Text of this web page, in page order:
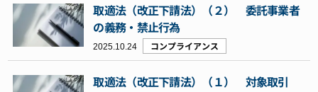
取適法（改正下請法）（２） 委託事業者
の義務・禁止行為
2025.10.24 コンプライアンス
取適法（改正下請法）（１） 対象取引